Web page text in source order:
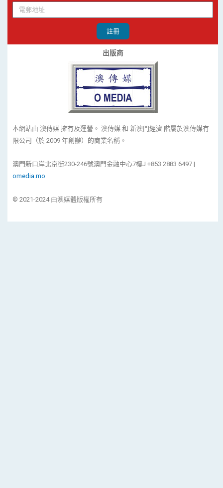
註冊
出版商
本網站由 澳傳媒 擁有及運營。 澳傳媒 和 新澳門經濟 階屬於澳傳媒有
限公司（於 2009 年創辦）的商業名稱。
澳門新口岸北京街230-246號澳門金融中心7樓J +853 2883 6497 |
omedia.mo
© 2021-2024 由澳媒體版權所有